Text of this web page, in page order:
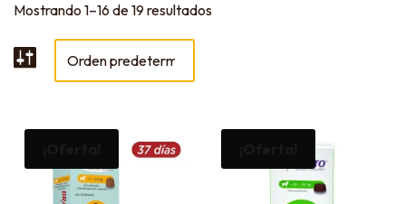
Mostrando 1–16 de 19 resultados